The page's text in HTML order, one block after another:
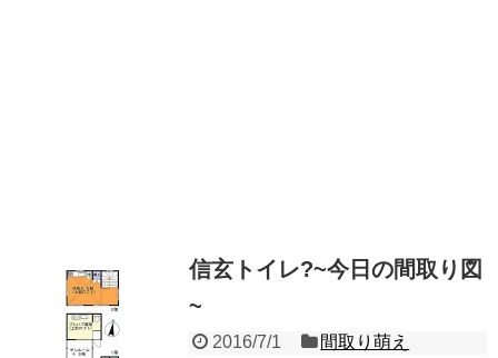
信玄トイレ?~今日の間取り図
~
2016/7/1
間取り萌え